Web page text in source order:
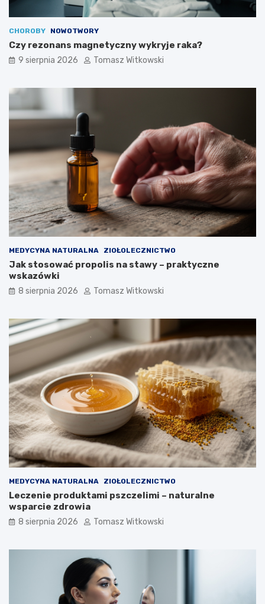
ż
n
a
ą
t
o
s
o
ć
CHOROBY NOWOTWORY
Czy rezonans magnetyczny wykryje raka?
9 sierpnia 2026 Tomasz Witkowski
MEDYCYNA NATURALNA ZIOŁOLECZNICTWO
Jak stosować propolis na stawy – praktyczne
wskazówki
8 sierpnia 2026 Tomasz Witkowski
MEDYCYNA NATURALNA ZIOŁOLECZNICTWO
Leczenie produktami pszczelimi – naturalne
wsparcie zdrowia
8 sierpnia 2026 Tomasz Witkowski